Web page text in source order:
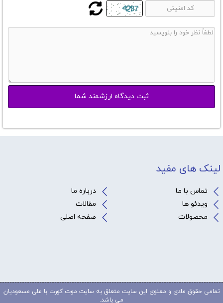
لینک های مفید
تماس با ما
درباره ما
ویدئو ها
مقالات
محصولات
صفحه اصلی
تمامی حقوق مادی و معنوی این سایت متعلق به سایت موت کورت با علی مسعودیان
می باشد.